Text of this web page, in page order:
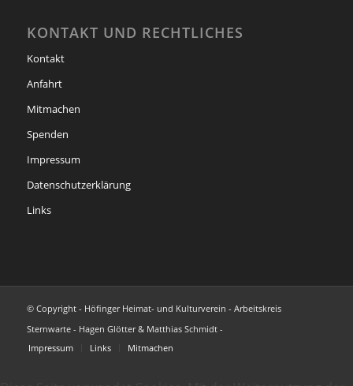
KONTAKT UND RECHTLICHES
Kontakt
Anfahrt
Mitmachen
Spenden
Impressum
Datenschutzerklärung
Links
© Copyright - Höfinger Heimat- und Kulturverein - Arbeitskreis
Sternwarte - Hagen Glötter & Matthias Schmidt -
Impressum
Links Mitmachen